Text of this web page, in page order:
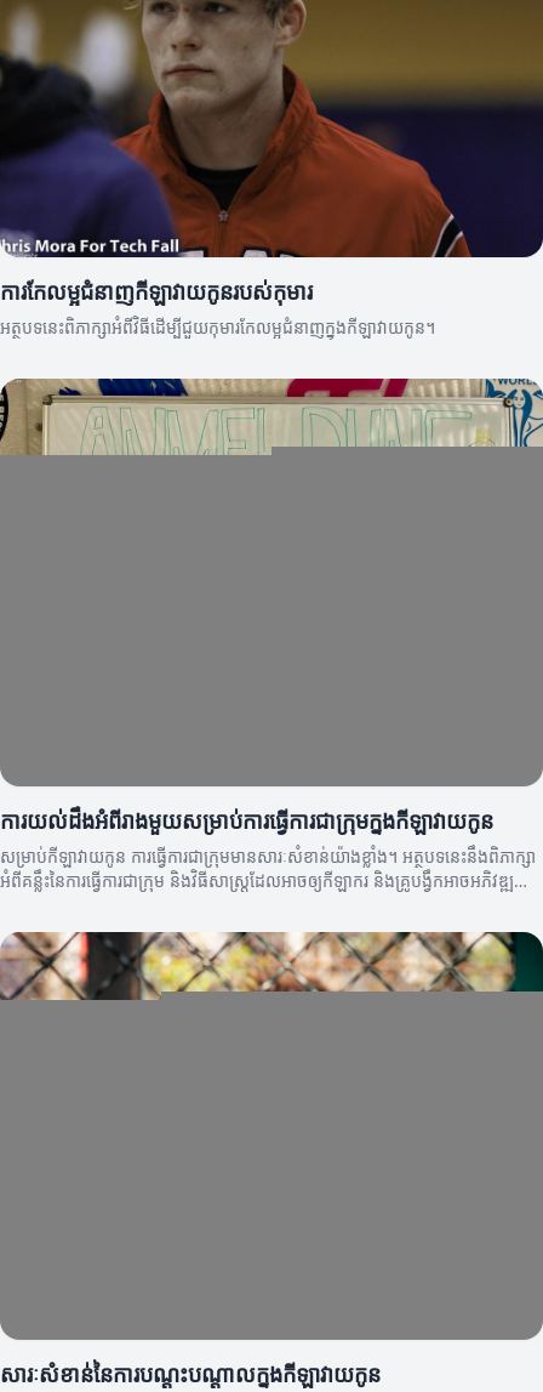
ការកែលម្អជំនាញកីឡាវាយកូនរបស់កុមារ
អត្ថបទនេះពិភាក្សាអំពីវិធីដើម្បីជួយកុមារ​កែលម្អជំនាញក្នុងកីឡាវាយកូន។
ការយល់ដឹងអំពីរាងមួយសម្រាប់ការធ្វើការជាក្រុមក្នុងកីឡាវាយកូន
សម្រាប់កីឡាវាយកូន ការធ្វើការជាក្រុមមានសារៈសំខាន់យ៉ាងខ្លាំង។ អត្ថបទនេះនឹងពិភាក្សា
អំពីគន្លឹះនៃការធ្វើការជាក្រុម និងវិធីសាស្រ្តដែលអាចឲ្យកីឡាករ និងគ្រូបង្វឹកអាចអភិវឌ្ឍ
សារៈសំខាន់នៃការបណ្ដុះបណ្ដាលក្នុងកីឡាវាយកូន